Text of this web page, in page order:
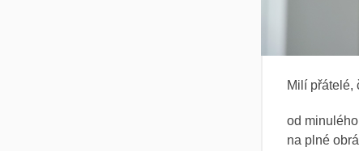
Milí přátelé,
od
na plné